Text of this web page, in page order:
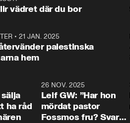
– Vi ställer upp i val. Ska vi
vara med så sitter vi förstås
vädret där du bor
•21 JAN. 2025
palestinska
hem
ha råd
26 NOV. 2025
Leif GW: ”Har hon
mördat pastor
Fossmos fru? Svar